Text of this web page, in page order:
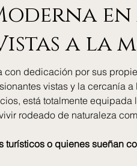
a la
dedicación por sus
vistas y la cercanía a
está totalmente equipada
rodeado de naturaleza
turísticos o quienes sueñan